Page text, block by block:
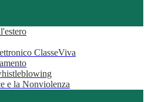
ClasseViva
e la Nonviolenza